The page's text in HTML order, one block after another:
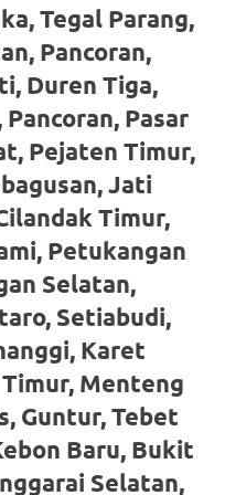
Tegal Parang,
Pancoran,
Duren Tiga,
Pasar
Pejaten Timur,
Jati
Timur,
Petukangan
Selatan,
Setiabudi,
Karet
Menteng
Guntur, Tebet
Baru, Bukit
Selatan,